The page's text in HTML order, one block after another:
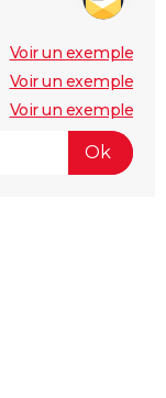
Voir un exemple
Voir un exemple
Voir un exemple